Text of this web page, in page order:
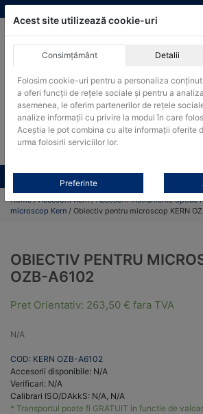
Skip
to
Produsele pot fi achizitionate si in
Products
search
Toate produsele
Home/Accesorii Kern/Accesorii instrumente optice
microscop Kern / Obiectiv pentru microscop KERN
OBIECTIV PENTRU
OZB-A6102
Pret Orientativ: 263,50 € fara TVA
N/A
COD: KERN OZB-A6102
Accesorii disponibile: N/A
Verificari: N/A
Calibrari ISO/DAkkS: N/A, N/A
* Transportul poate fi GRATUIT in functie de
Acest site utilizează cookie-uri
Consimțământ Detalii
Folosim cookie-uri pentru a personaliza
a oferi funcții de rețele sociale și pentru a
asemenea, le oferim partenerilor de rețele
analize informații cu privire la modul în care
Aceștia le pot combina cu alte informații oferite
urma folosirii serviciilor lor.
Preferinte